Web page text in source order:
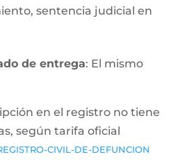
sentencia judicial en
de entrega: El mismo
en el registro no tiene
según tarifa oficial
CIVIL-DE-DEFUNCION